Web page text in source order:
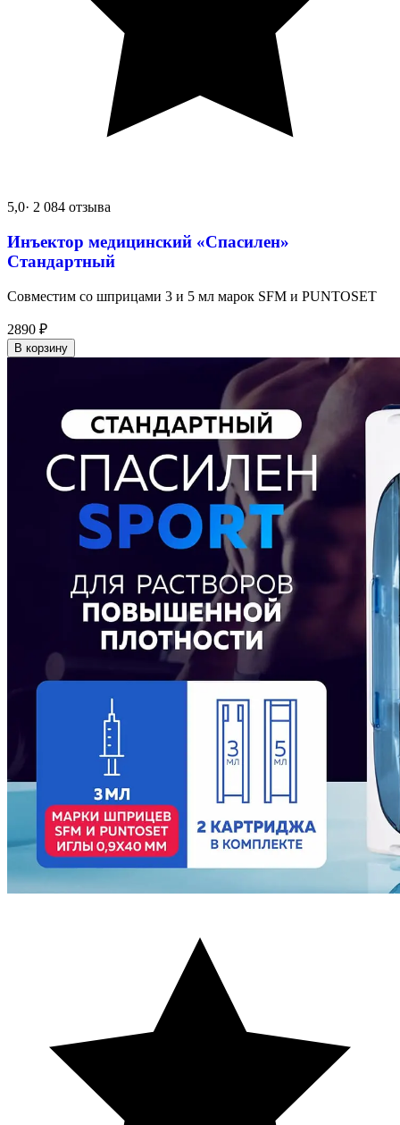
5,0· 2 084 отзыва
Инъектор медицинский «Спасилен»
Стандартный
Совместим со шприцами 3 и 5 мл марок SFM и PUNTOSET
2890 ₽
В корзину